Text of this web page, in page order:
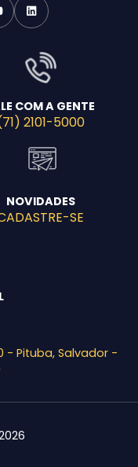
COM A GENTE
2101-5000
NOVIDADES
SE
- Pituba, Salvador -